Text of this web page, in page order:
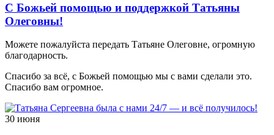
С Божьей помощью и поддержкой Татьяны
Олеговны!
Можете пожалуйста передать Татьяне Олеговне, огромную
благодарность.
Спасибо за всё, с Божьей помощью мы с вами сделали это.
Спасибо вам огромное.
30 июня